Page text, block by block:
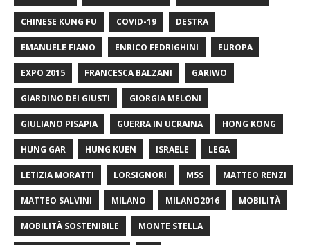
CHINESE KUNG FU COVID-19 DESTRA
EMANUELE FIANO ENRICO FEDRIGHINI EUROPA
EXPO 2015 FRANCESCA BALZANI GARIWO
GIARDINO DEI GIUSTI GIORGIA MELONI
GIULIANO PISAPIA GUERRA IN UCRAINA HONG KONG
HUNG GAR HUNG KUEN ISRAELE LEGA
LETIZIA MORATTI LORSIGNORI M5S MATTEO RENZI
MATTEO SALVINI MILANO MILANO2016 MOBILITÀ
MOBILITÀ SOSTENIBILE MONTE STELLA